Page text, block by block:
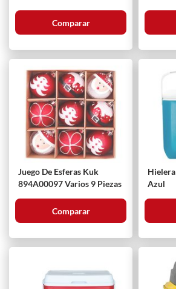
Comparar
Juego De Esferas Kuk
894A00097 Varios 9 Piezas
Comparar
Azul